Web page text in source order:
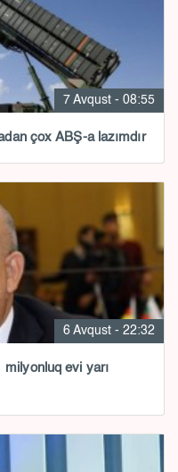
7 Avqust - 08:55
çox ABŞ-a lazımdır
6 Avqust - 22:32
evi yarı